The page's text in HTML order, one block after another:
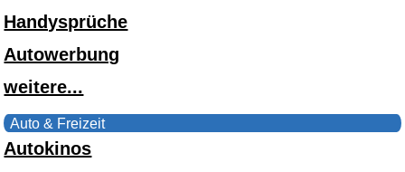
Handysprüche
Autowerbung
weitere...
Auto & Freizeit
Autokinos